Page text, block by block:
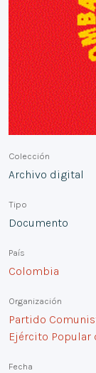
Colección
Archivo digital
Tipo
Documento
País
Colombia
Organización
Partido
Ejército Popular
Fecha